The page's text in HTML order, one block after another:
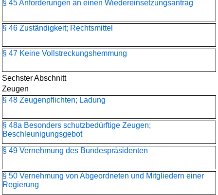
§ 45 Anforderungen an einen Wiedereinsetzungsantrag
§ 46 Zuständigkeit; Rechtsmittel
§ 47 Keine Vollstreckungshemmung
Sechster Abschnitt
Zeugen
§ 48 Zeugenpflichten; Ladung
§ 48a Besonders schutzbedürftige Zeugen;
Beschleunigungsgebot
§ 49 Vernehmung des Bundespräsidenten
§ 50 Vernehmung von Abgeordneten und Mitgliedern einer
Regierung